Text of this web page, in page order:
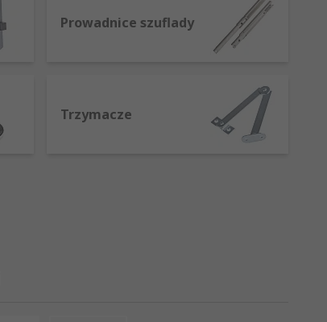
Prowadnice szuflady
Trzymacze